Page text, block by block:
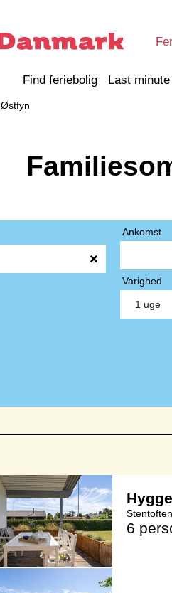
Find feriebolig Last minute
Østfyn
Ankomst
Varighed
6